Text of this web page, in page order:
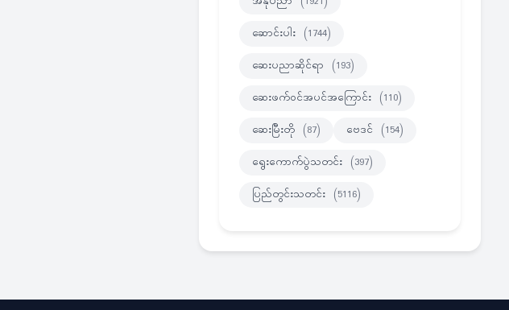
ဆောင်းပါး (1744)
ဆေးပညာဆိုင်ရာ (193)
ဆေးဖက်ဝင်အပင်အကြောင်း (110)
ဆေးမြီးတို (87) ဗေဒင် (154)
ရွေးကောက်ပွဲသတင်း (397)
ပြည်တွင်းသတင်း (5116)